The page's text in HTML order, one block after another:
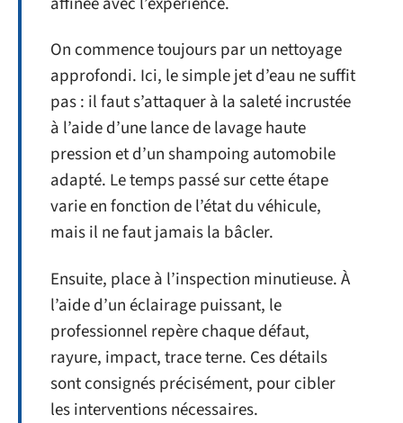
On commence toujours par un nettoyage
approfondi. Ici, le simple jet d’eau ne suffit
pas : il faut s’attaquer à la saleté incrustée
à l’aide d’une lance de lavage haute
pression et d’un shampoing automobile
adapté. Le temps passé sur cette étape
varie en fonction de l’état du véhicule,
mais il ne faut jamais la bâcler.
Ensuite, place à l’inspection minutieuse. À
l’aide d’un éclairage puissant, le
professionnel repère chaque défaut,
rayure, impact, trace terne. Ces détails
sont consignés précisément, pour cibler
les interventions nécessaires.